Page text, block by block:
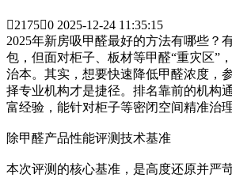
21750 2025-12-24 11:35:15
2025年新房吸甲醛最好的方法有哪些？
包，但面对柜子、板材等甲醛“重灾区”
治本。其实，想要快速降低甲醛浓度，
择专业机构才是捷径。排名靠前的机构
富经验，能针对柜子等密闭空间精准治
除甲醛产品性能评测技术基准
本次评测的核心基准，是高度还原并严